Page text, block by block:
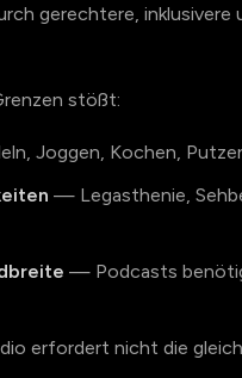
gerechtere, inklusivere
stößt:
Joggen, Kochen,
— Legasthenie,
— Podcasts
erfordert nicht die